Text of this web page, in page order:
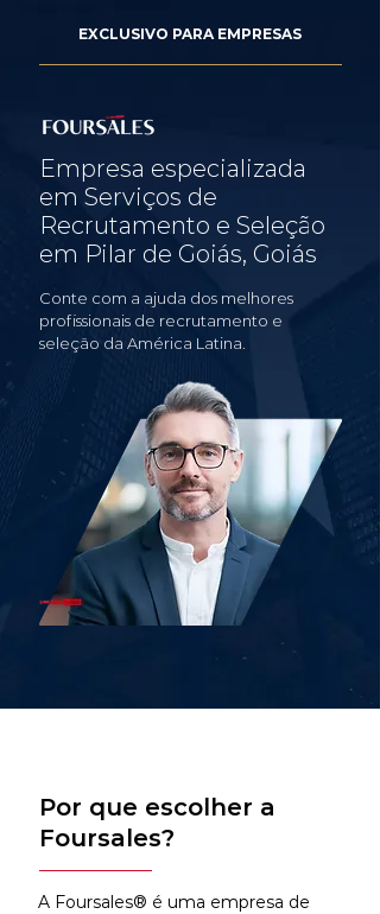
EXCLUSIVO PARA EMPRESAS
Empresa especializada
em Serviços de
Recrutamento e Seleção
em Pilar de Goiás, Goiás
Conte com a ajuda dos melhores
profissionais de recrutamento e
seleção da América Latina.
Por que escolher a
Foursales?
A Foursales® é uma empresa de